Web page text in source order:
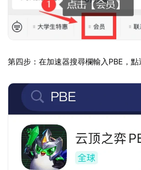
第四步：在加速器搜尋欄輸入PBE，